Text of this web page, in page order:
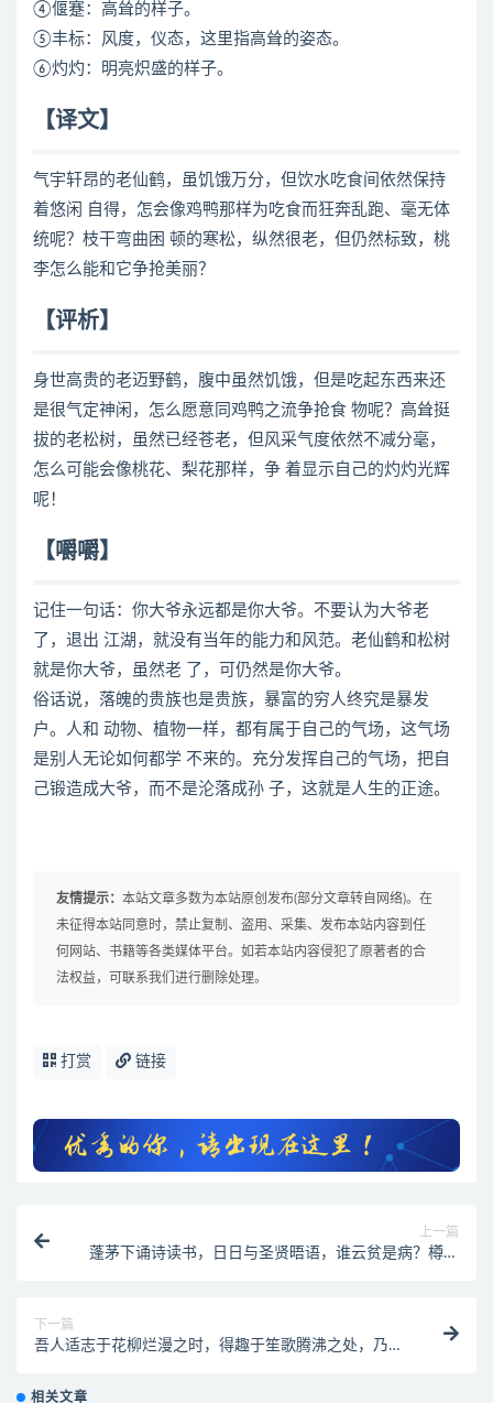
④偃蹇：高耸的样子。
⑤丰标：风度，仪态，这里指高耸的姿态。
⑥灼灼：明亮炽盛的样子。
【译文】
气宇轩昂的老仙鹤，虽饥饿万分，但饮水吃食间依然保持
着悠闲 自得，怎会像鸡鸭那样为吃食而狂奔乱跑、毫无体
统呢？枝干弯曲困 顿的寒松，纵然很老，但仍然标致，桃
李怎么能和它争抢美丽？
【评析】
身世高贵的老迈野鹤，腹中虽然饥饿，但是吃起东西来还
是很气定神闲，怎么愿意同鸡鸭之流争抢食 物呢？高耸挺
拔的老松树，虽然已经苍老，但风采气度依然不减分毫，
怎么可能会像桃花、梨花那样，争 着显示自己的灼灼光辉
呢！
【嚼嚼】
记住一句话：你大爷永远都是你大爷。不要认为大爷老
了，退出 江湖，就没有当年的能力和风范。老仙鹤和松树
就是你大爷，虽然老 了，可仍然是你大爷。
俗话说，落魄的贵族也是贵族，暴富的穷人终究是暴发
户。人和 动物、植物一样，都有属于自己的气场，这气场
是别人无论如何都学 不来的。充分发挥自己的气场，把自
己锻造成大爷，而不是沦落成孙 子，这就是人生的正途。
友情提示： 本站文章多数为本站原创发布(部分文章转自网络)。在
未征得本站同意时，禁止复制、盗用、采集、发布本站内容到任
何网站、书籍等各类媒体平台。如若本站内容侵犯了原著者的合
法权益，可联系我们进行删除处理。
打赏 链接
上一篇
蓬茅下诵诗读书，日日与圣贤晤语，谁云贫是病？樽垒
下一篇
吾人适志于花柳烂漫之时，得趣于笙歌腾沸之处，乃是
希味淡之中，觅得一些消息，才是乾坤的橐龠，人物的
相关文章